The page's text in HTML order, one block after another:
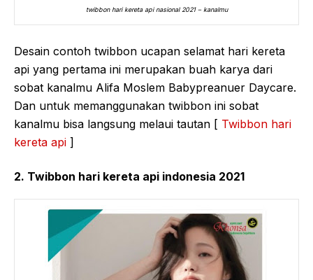
twibbon hari kereta api nasional 2021 – kanalmu
Desain contoh twibbon ucapan selamat hari kereta
api yang pertama ini merupakan buah karya dari
sobat kanalmu Alifa Moslem Babypreanuer Daycare.
Dan untuk memanggunakan twibbon ini sobat
kanalmu bisa langsung melaui tautan [ Twibbon hari
kereta api ]
2. Twibbon hari kereta api indonesia 2021